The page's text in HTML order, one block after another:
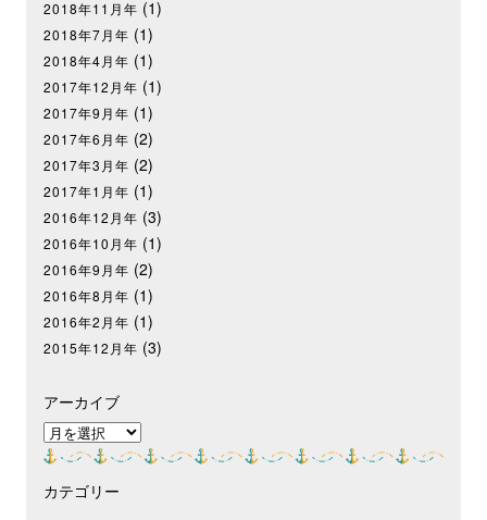
2018年11月年 (1)
2018年7月年 (1)
2018年4月年 (1)
2017年12月年 (1)
2017年9月年 (1)
2017年6月年 (2)
2017年3月年 (2)
2017年1月年 (1)
2016年12月年 (3)
2016年10月年 (1)
2016年9月年 (2)
2016年8月年 (1)
2016年2月年 (1)
2015年12月年 (3)
アーカイブ
ア
ー
イ
カテゴリー